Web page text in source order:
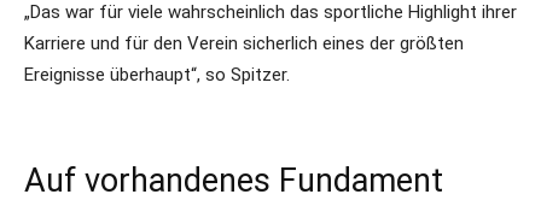
„Das war für viele wahrscheinlich das sportliche Highlight ihrer
Karriere und für den Verein sicherlich eines der größten
Ereignisse überhaupt“, so Spitzer.
Auf vorhandenes Fundament